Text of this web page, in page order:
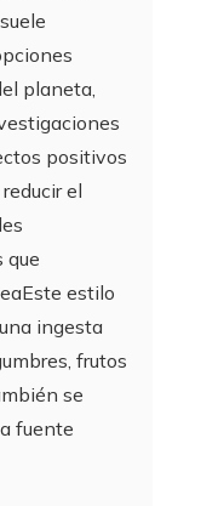
planeta,
positivos
el
que
estilo
ingesta
frutos
se
fuente